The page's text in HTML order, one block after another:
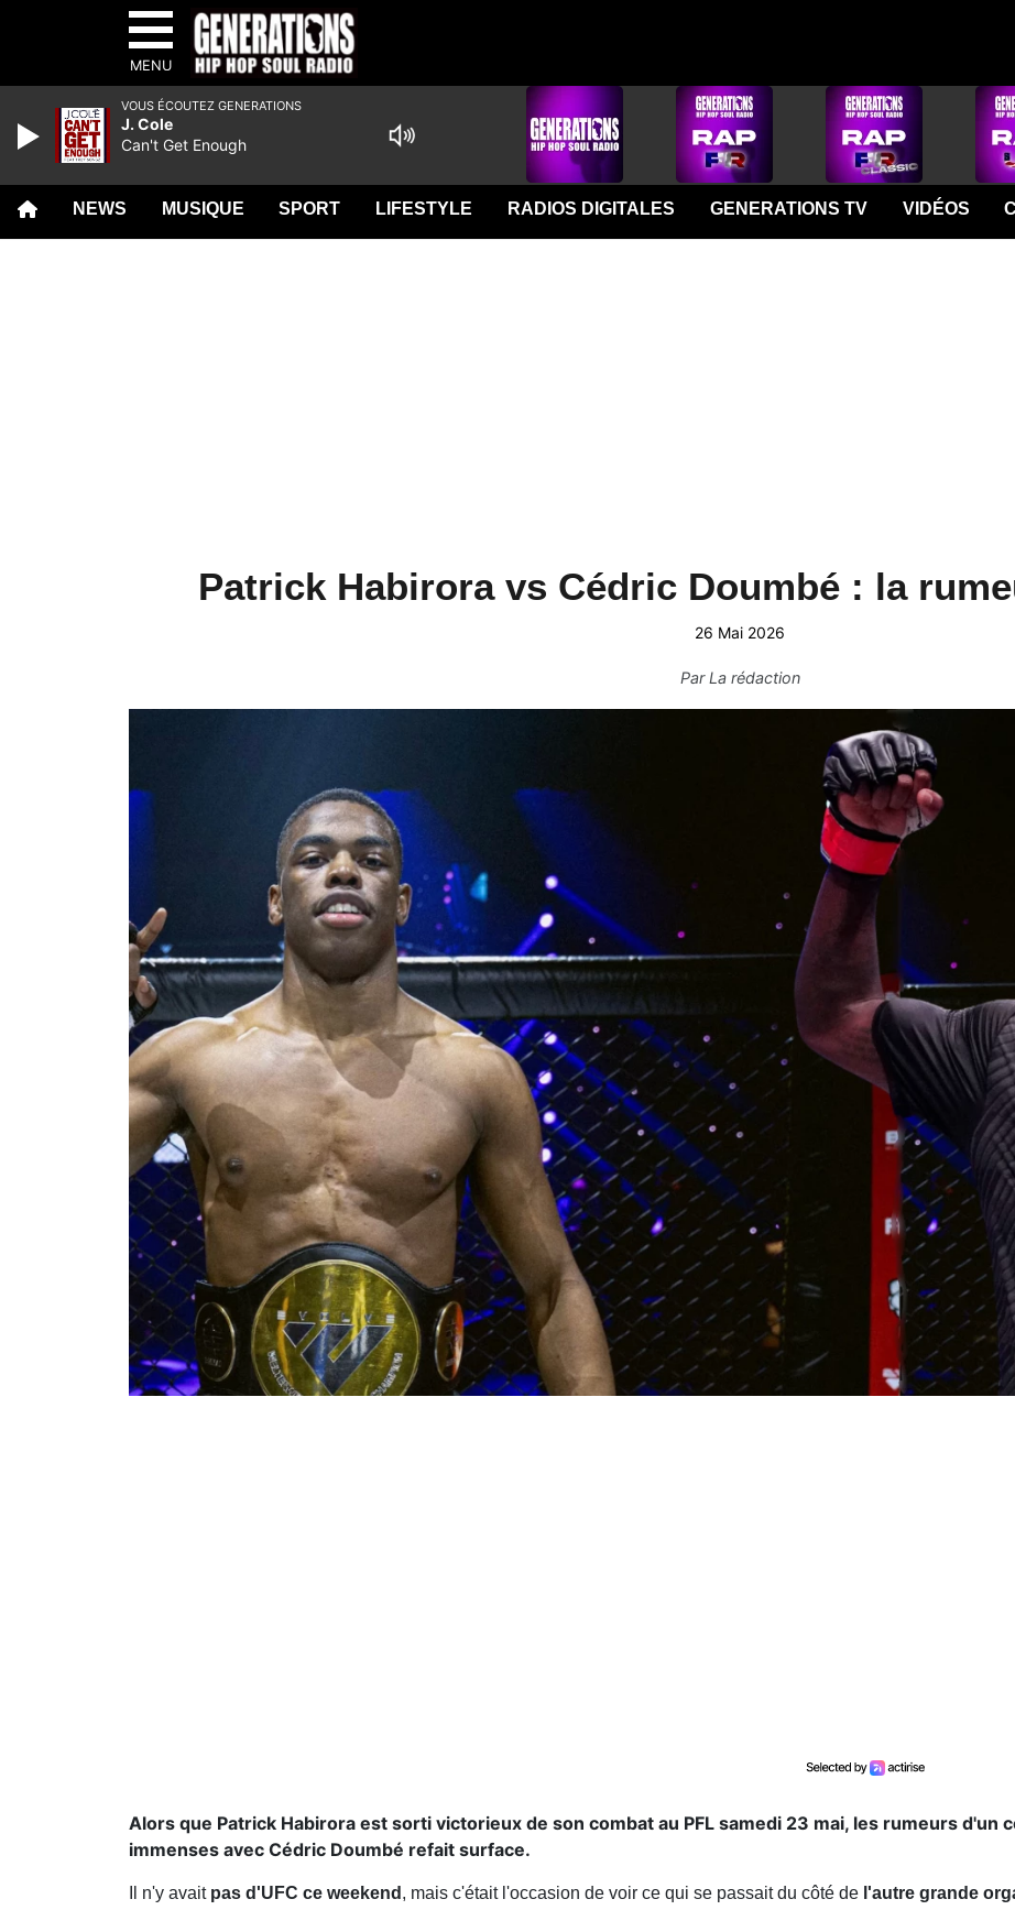
MENU
NEWS MUSIQUE SPORT LIFESTYLE RADIOS DIGITALES GENERATIONS TV VIDÉOS
Patrick Habirora vs Cédric Doumbé : la
26 Mai 2026
ParLa rédaction
Alors que Patrick Habirora est sorti victorieux de son combat au PFL samedi 23 mai, les rumeurs d'un
immenses avec Cédric Doumbé refait surface.
Il n'y avaitpas d'UFC ce weekend , mais c'était l'occasion de voir ce qui se passait du côté de l'autre grande
VOUS ÉCOUTEZ GENERATIONS
J. Cole
Can't Get Enough